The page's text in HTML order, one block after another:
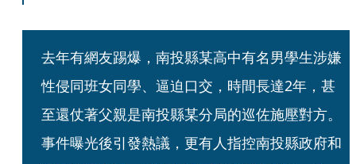
去年有網友踢爆，南投縣某高中有名男學生涉嫌
性侵同班女同學、逼迫口交，時間長達2年，甚
至還仗著父親是南投縣某分局的巡佐施壓對方。
事件曝光後引發熱議，更有人指控南投縣政府和